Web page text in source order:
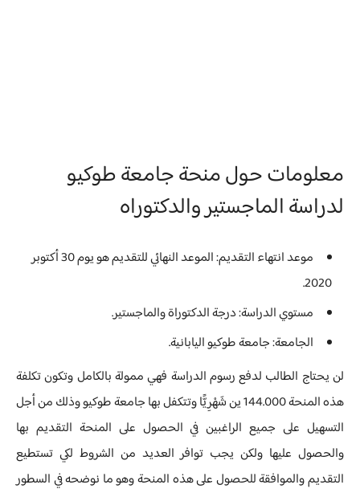
معلومات حول منحة جامعة طوكيو
لدراسة الماجستير والدكتوراه
موعد انتهاء التقديم: الموعد النهائي للتقديم هو يوم 30 أكتوبر
2020.
مستوي الدراسة: درجة الدكتوراة والماجستير.
الجامعة: جامعة طوكيو اليابانية.
لن يحتاج الطالب لدفع رسوم الدراسة فهي ممولة بالكامل وتكون تكلفة
هذه المنحة 144.000 ين شَهْرِيًّا وتتكفل بها جامعة طوكيو وذلك من أجل
التسهيل على جميع الراغبين في الحصول على المنحة التقديم بها
والحصول عليها ولكن يجب توافر العديد من الشروط لكي تستطيع
التقديم والموافقة للحصول على هذه المنحة وهو ما نوضحه في السطور